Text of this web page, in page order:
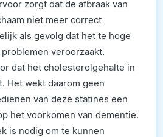
zorgt dat de afbraak van
niet meer correct
als gevolg dat het te hoge
veroorzaakt.
dat het cholesterolgehalte in
Het wekt daarom geen
van deze statines een
het voorkomen van dementie.
is nodig om te kunnen